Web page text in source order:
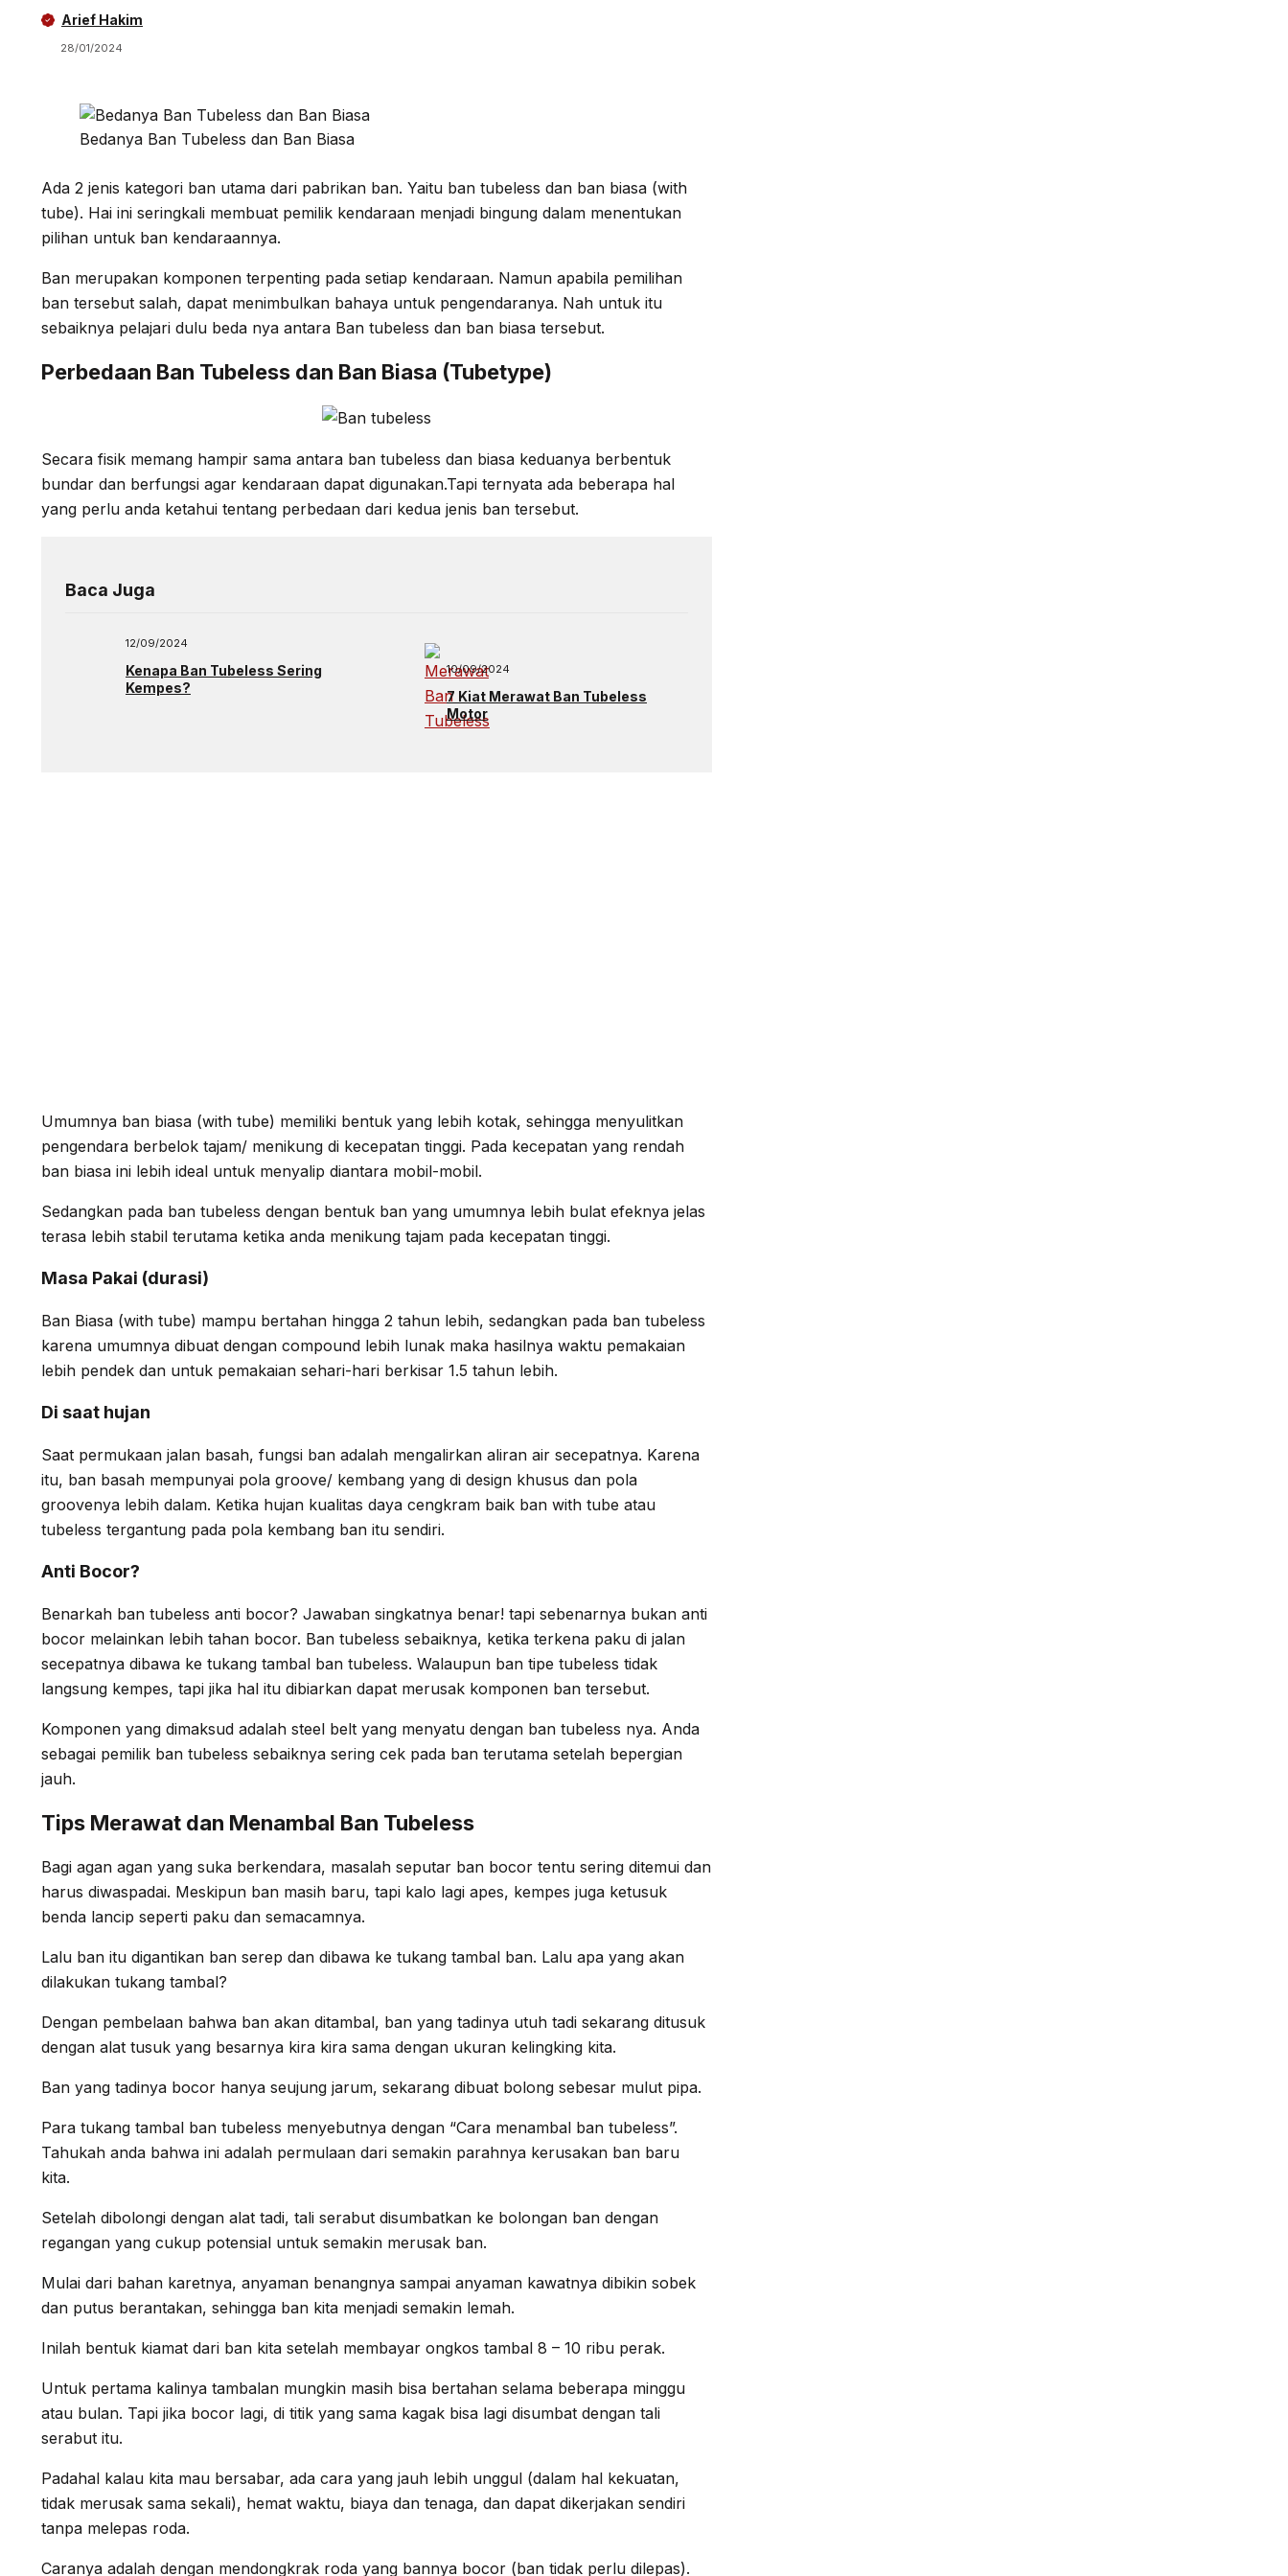
Arief Hakim
28/01/2024
Bedanya Ban Tubeless dan Ban Biasa
Ada 2 jenis kategori ban utama dari pabrikan ban. Yaitu ban tubeless dan ban biasa (with
tube). Hai ini seringkali membuat pemilik kendaraan menjadi bingung dalam menentukan
pilihan untuk ban kendaraannya.
Ban merupakan komponen terpenting pada setiap kendaraan. Namun apabila pemilihan
ban tersebut salah, dapat menimbulkan bahaya untuk pengendaranya. Nah untuk itu
sebaiknya pelajari dulu beda nya antara Ban tubeless dan ban biasa tersebut.
Perbedaan Ban Tubeless dan Ban Biasa (Tubetype)
Secara fisik memang hampir sama antara ban tubeless dan biasa keduanya berbentuk
bundar dan berfungsi agar kendaraan dapat digunakan.Tapi ternyata ada beberapa hal
yang perlu anda ketahui tentang perbedaan dari kedua jenis ban tersebut.
Baca Juga
12/09/2024
Kenapa Ban Tubeless Sering
Kempes?
10/09/2024
7 Kiat Merawat Ban Tubeless
Motor
Umumnya ban biasa (with tube) memiliki bentuk yang lebih kotak, sehingga menyulitkan
pengendara berbelok tajam/ menikung di kecepatan tinggi. Pada kecepatan yang rendah
ban biasa ini lebih ideal untuk menyalip diantara mobil-mobil.
Sedangkan pada ban tubeless dengan bentuk ban yang umumnya lebih bulat efeknya jelas
terasa lebih stabil terutama ketika anda menikung tajam pada kecepatan tinggi.
Masa Pakai (durasi)
Ban Biasa (with tube) mampu bertahan hingga 2 tahun lebih, sedangkan pada ban tubeless
karena umumnya dibuat dengan compound lebih lunak maka hasilnya waktu pemakaian
lebih pendek dan untuk pemakaian sehari-hari berkisar 1.5 tahun lebih.
Di saat hujan
Saat permukaan jalan basah, fungsi ban adalah mengalirkan aliran air secepatnya. Karena
itu, ban basah mempunyai pola groove/ kembang yang di design khusus dan pola
groovenya lebih dalam. Ketika hujan kualitas daya cengkram baik ban with tube atau
tubeless tergantung pada pola kembang ban itu sendiri.
Anti Bocor?
Benarkah ban tubeless anti bocor? Jawaban singkatnya benar! tapi sebenarnya bukan anti
bocor melainkan lebih tahan bocor. Ban tubeless sebaiknya, ketika terkena paku di jalan
secepatnya dibawa ke tukang tambal ban tubeless. Walaupun ban tipe tubeless tidak
langsung kempes, tapi jika hal itu dibiarkan dapat merusak komponen ban tersebut.
Komponen yang dimaksud adalah steel belt yang menyatu dengan ban tubeless nya. Anda
sebagai pemilik ban tubeless sebaiknya sering cek pada ban terutama setelah bepergian
jauh.
Tips Merawat dan Menambal Ban Tubeless
Bagi agan agan yang suka berkendara, masalah seputar ban bocor tentu sering ditemui dan
harus diwaspadai. Meskipun ban masih baru, tapi kalo lagi apes, kempes juga ketusuk
benda lancip seperti paku dan semacamnya.
Lalu ban itu digantikan ban serep dan dibawa ke tukang tambal ban. Lalu apa yang akan
dilakukan tukang tambal?
Dengan pembelaan bahwa ban akan ditambal, ban yang tadinya utuh tadi sekarang ditusuk
dengan alat tusuk yang besarnya kira kira sama dengan ukuran kelingking kita.
Ban yang tadinya bocor hanya seujung jarum, sekarang dibuat bolong sebesar mulut pipa.
Para tukang tambal ban tubeless menyebutnya dengan “Cara menambal ban tubeless”.
Tahukah anda bahwa ini adalah permulaan dari semakin parahnya kerusakan ban baru
kita.
Setelah dibolongi dengan alat tadi, tali serabut disumbatkan ke bolongan ban dengan
regangan yang cukup potensial untuk semakin merusak ban.
Mulai dari bahan karetnya, anyaman benangnya sampai anyaman kawatnya dibikin sobek
dan putus berantakan, sehingga ban kita menjadi semakin lemah.
Inilah bentuk kiamat dari ban kita setelah membayar ongkos tambal 8 – 10 ribu perak.
Untuk pertama kalinya tambalan mungkin masih bisa bertahan selama beberapa minggu
atau bulan. Tapi jika bocor lagi, di titik yang sama kagak bisa lagi disumbat dengan tali
serabut itu.
Padahal kalau kita mau bersabar, ada cara yang jauh lebih unggul (dalam hal kekuatan,
tidak merusak sama sekali), hemat waktu, biaya dan tenaga, dan dapat dikerjakan sendiri
tanpa melepas roda.
Caranya adalah dengan mendongkrak roda yang bannya bocor (ban tidak perlu dilepas).